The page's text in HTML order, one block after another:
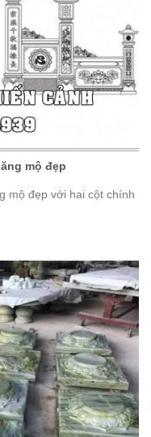
mộ đẹp
mộ đẹp với hai cột chính